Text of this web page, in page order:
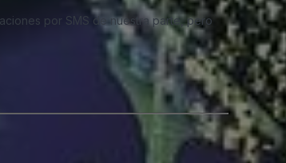
por SMS de nuestra parte, pero